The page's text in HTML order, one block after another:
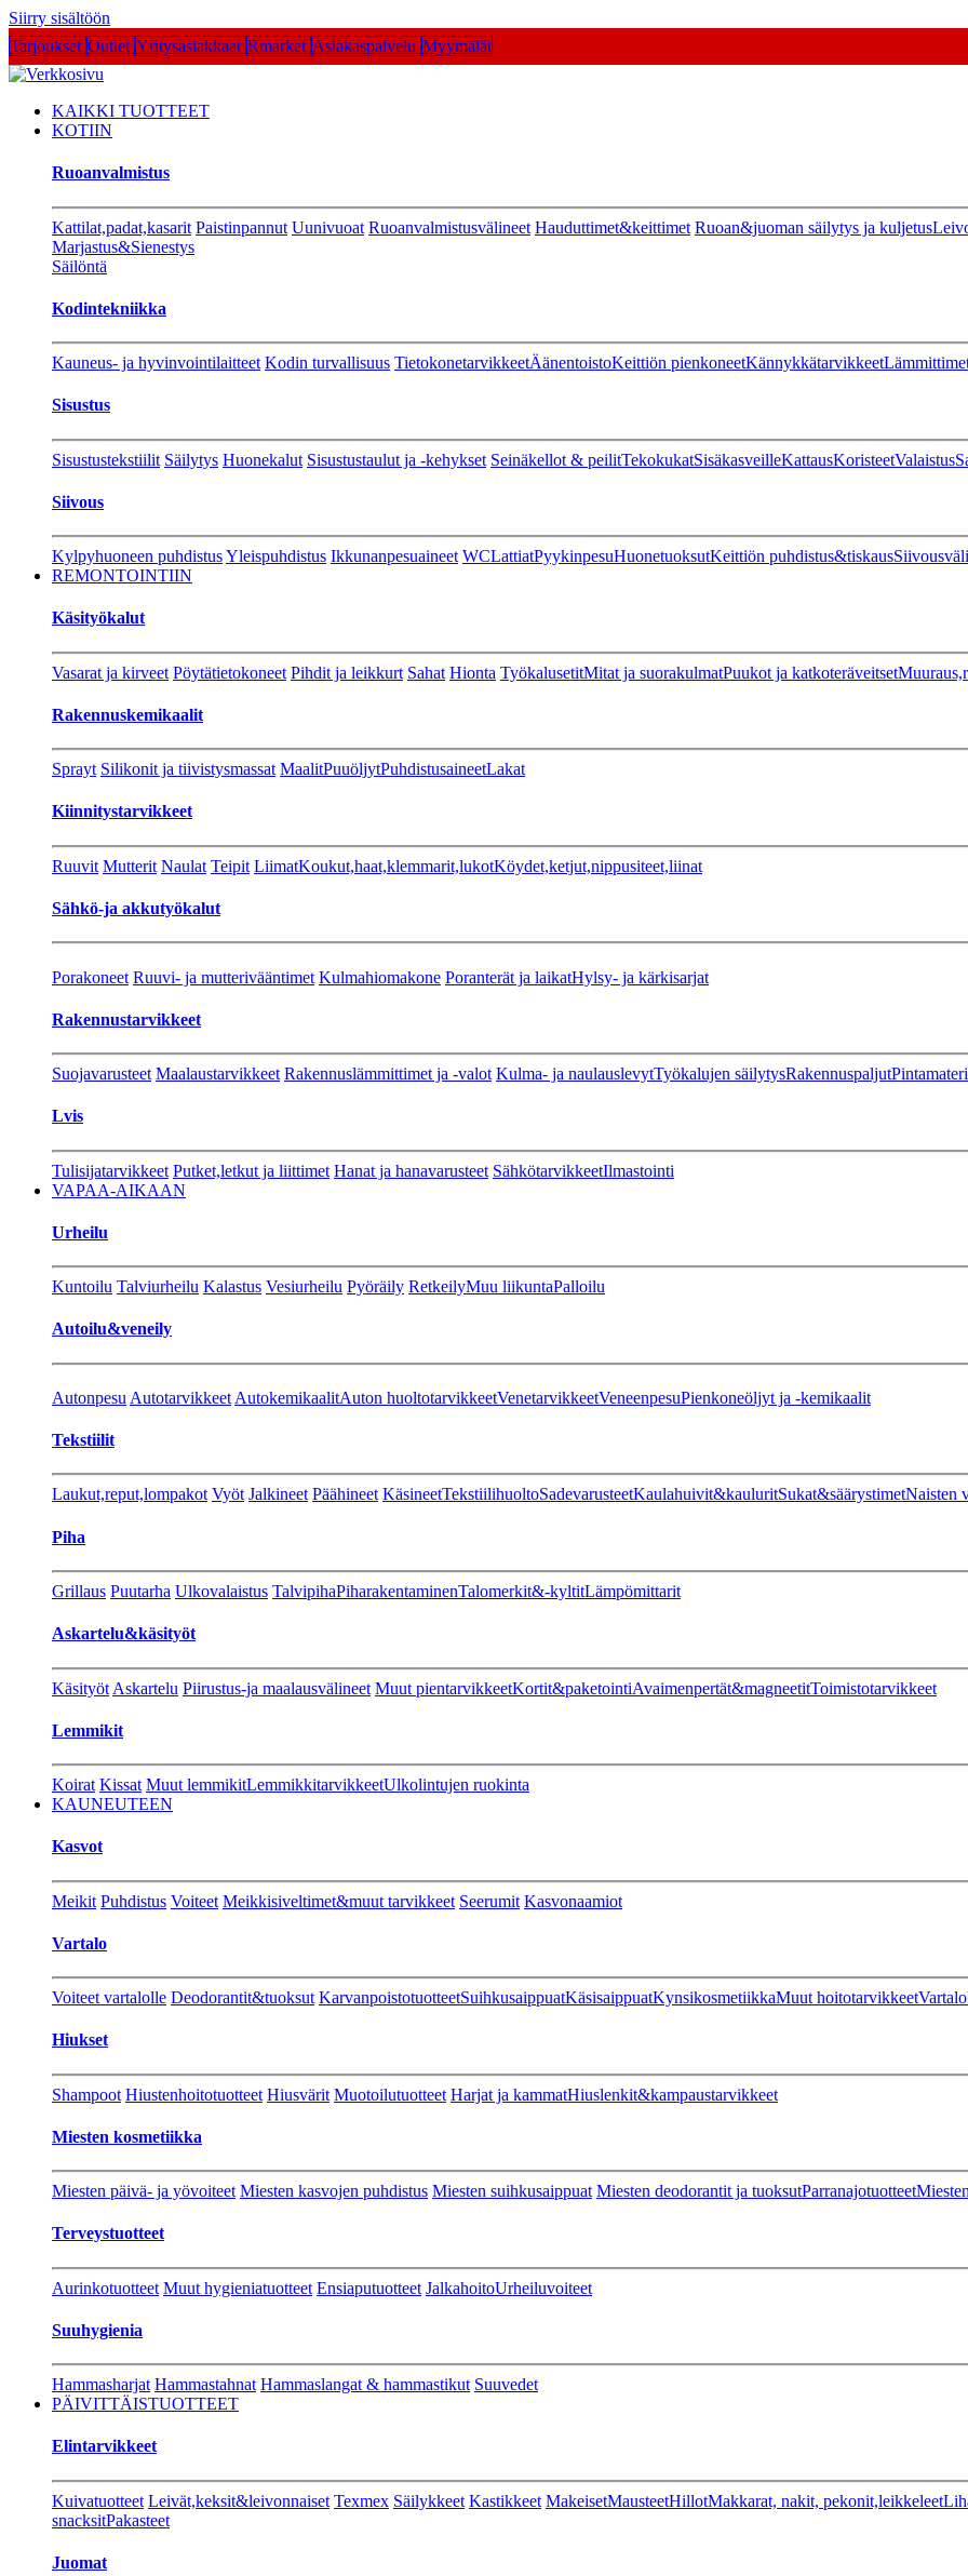
Siirry sisältöön
Tarjoukset Outlet Yritysasiakkaat Rmarket Asiakaspalvelu Myymälät
KAIKKI TUOTTEET
KOTIIN
Ruoanvalmistus
Kattilat,padat,kasarit Paistinpannut Uunivuoat Ruoanvalmistusvälineet Hauduttimet&keittimet Ruoan&juoman säilytys ja kuljetus
Marjastus&Sienestys
Säilöntä
Kodintekniikka
Kauneus- ja hyvinvointilaitteet Kodin turvallisuus TietokonetarvikkeetÄänentoistoKeittiön pienkoneetKännykkätarvikkeet
Sisustus
Sisustustekstiilit Säilytys Huonekalut Sisustustaulut ja -kehykset Seinäkellot & peilitTekokukatSisäkasveilleKattausKoristeetValaistus
Siivous
Kylpyhuoneen puhdistusYleispuhdistus Ikkunanpesuaineet WCLattiatPyykinpesuHuonetuoksutKeittiön puhdistus&tiskaus
REMONTOINTIIN
Käsityökalut
Vasarat ja kirveet Pöytätietokoneet Pihdit ja leikkurt Sahat Hionta TyökalusetitMitat ja suorakulmatPuukot ja katkoteräveitset
Rakennuskemikaalit
Sprayt Silikonit ja tiivistysmassat MaalitPuuöljytPuhdistusaineetLakat
Kiinnitystarvikkeet
Ruuvit Mutterit Naulat Teipit LiimatKoukut,haat,klemmarit,lukotKöydet,ketjut,nippusiteet,liinat
Sähkö-ja akkutyökalut
Porakoneet Ruuvi- ja mutterivääntimet Kulmahiomakone Poranterät ja laikatHylsy- ja kärkisarjat
Rakennustarvikkeet
Suojavarusteet Maalaustarvikkeet Rakennuslämmittimet ja -valot Kulma- ja naulauslevytTyökalujen säilytysRakennuspaljut
Lvis
Tulisijatarvikkeet Putket,letkut ja liittimet Hanat ja hanavarusteet SähkötarvikkeetIlmastointi
VAPAA-AIKAAN
Urheilu
Kuntoilu Talviurheilu Kalastus Vesiurheilu Pyöräily RetkeilyMuu liikuntaPalloilu
Autoilu&veneily
Autonpesu Autotarvikkeet AutokemikaalitAuton huoltotarvikkeetVenetarvikkeetVeneenpesuPienkoneöljyt ja -kemikaalit
Tekstiilit
Laukut,reput,lompakot Vyöt Jalkineet Päähineet KäsineetTekstiilihuoltoSadevarusteetKaulahuivit&kauluritSukat&säärystimetNaisten
Piha
Grillaus Puutarha Ulkovalaistus TalvipihaPiharakentaminenTalomerkit&-kyltitLämpömittarit
Askartelu&käsityöt
Käsityöt Askartelu Piirustus-ja maalausvälineet Muut pientarvikkeetKortit&paketointiAvaimenpertät&magneetitToimistotarvikkeet
Lemmikit
Koirat Kissat Muut lemmikitLemmikkitarvikkeetUlkolintujen ruokinta
KAUNEUTEEN
Kasvot
Meikit Puhdistus Voiteet Meikkisiveltimet&muut tarvikkeet Seerumit Kasvonaamiot
Vartalo
Voiteet vartalolle Deodorantit&tuoksut KarvanpoistotuotteetSuihkusaippuatKäsisaippuatKynsikosmetiikkaMuut hoitotarvikkeet
Hiukset
Shampoot Hiustenhoitotuotteet Hiusvärit Muotoilutuotteet Harjat ja kammatHiuslenkit&kampaustarvikkeet
Miesten kosmetiikka
Miesten päivä- ja yövoiteet Miesten kasvojen puhdistus Miesten suihkusaippuat Miesten deodorantit ja tuoksutParranajotuotteet
Terveystuotteet
Aurinkotuotteet Muut hygieniatuotteet Ensiaputuotteet JalkahoitoUrheiluvoiteet
Suuhygienia
Hammasharjat Hammastahnat Hammaslangat & hammastikut Suuvedet
PÄIVITTÄISTUOTTEET
Elintarvikkeet
Kuivatuotteet Leivät,keksit&leivonnaiset Texmex Säilykkeet Kastikkeet MakeisetMausteetHillotMakkarat, nakit, pekonit,leikkeleet
snacksitPakasteet
Juomat